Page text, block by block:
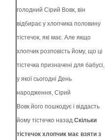
голодний Сірий Вовк, він
відбирає у хлопчика половину
тістечок, які має. Але якщо
хлопчик розповість йому, що ці
тістечка призначені для бабусі,
у якої сьогодні День
народження, Сірий
Вовк його пошкодує і віддасть
йому тістечко назад.Скільки
тістечок хлопчик має взяти з